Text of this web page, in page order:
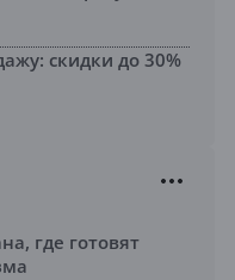
скидки до 30%
где готовят